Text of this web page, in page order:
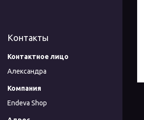
Контакты
Александра
Endeva Shop